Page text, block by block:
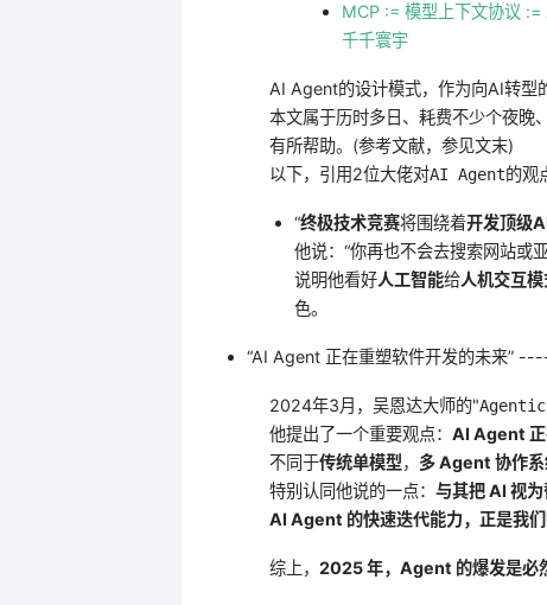
MCP := 模型上下文协议
千千寰宇
AI Agent的设计模式，作为向AI转型
本文属于历时多日、耗费不少个夜晚
有所帮助。(参考文献，参见文末)
以下，引用2位大佬对AI Agent的观
“终极技术竞赛将围绕着开发顶级
他说：“你再也不会去搜索网站或亚
说明他看好人工智能给人机交互模
色。
“AI Agent 正在重塑软件开发的未来”
2024年3月，吴恩达大师的"
他提出了一个重要观点： AI Agent 正
不同于传统单模型， 多 Agent 协作
特别认同他说的一点： 与其把 AI 视
AI Agent 的快速迭代能力，正是我
综上， 2025 年，Agent 的爆发是必